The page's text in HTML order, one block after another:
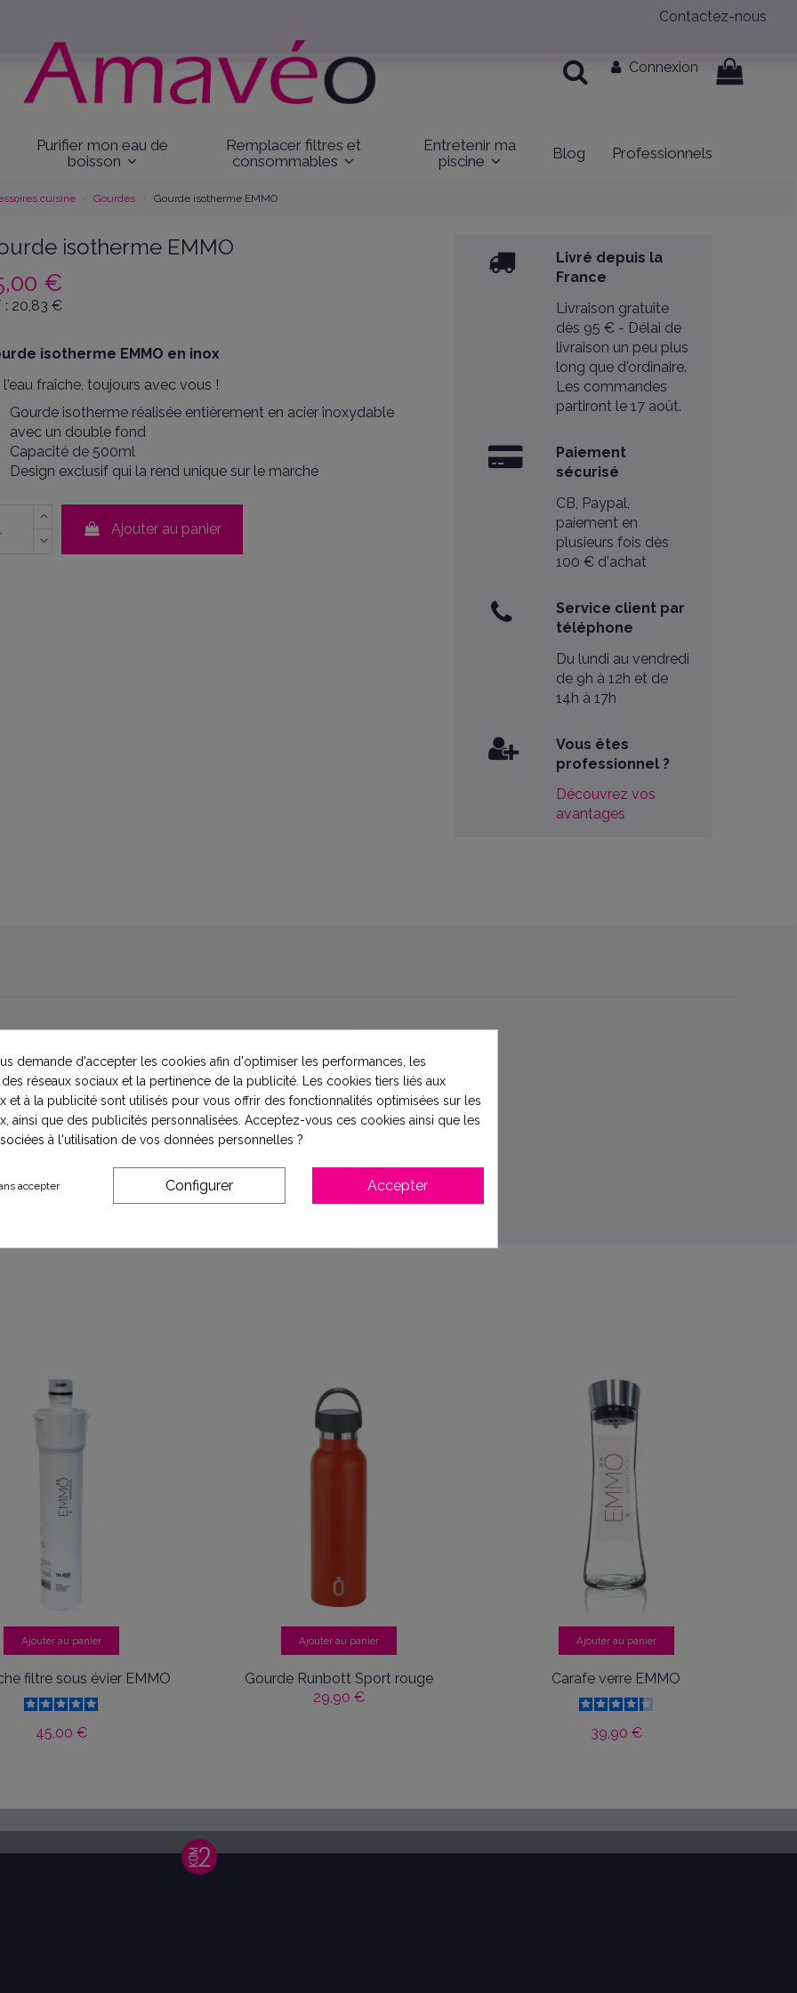
Contactez-nous
Connexion
Purifier mon eau de
boisson
Remplacer filtres et
consommables
Entretenir ma
piscine
Blog Professionnels
cuisine Gourdes Gourde isotherme EMMO
isotherme EMMO
€
: 20,83€
isotherme EMMO en inox
l'eau fraîche, toujours avec vous !
Gourde isotherme réalisée entièrement en acier inoxydable
avec un double fond
Capacité de 500ml
Design exclusif qui la rend unique sur le marché
Ajouter au panier
Livré depuis la
France
Livraison gratuite
dès 95 € - Délai de
livraison un peu plus
long que d'ordinaire.
Les commandes
partiront le 17 août.
Paiement
sécurisé
CB, Paypal,
paiement en
plusieurs fois dès
100 € d'achat
Service client par
téléphone
Du lundi au vendredi
de 9h à 12h et de
14h à 17h
Vous êtes
professionnel ?
Découvrez vos
avantages
avec un double fond
facilement
boire
Ajouter au panier
filtre sous évier EMMO
45,00 €
Ajouter au panier
Gourde Runbott Sport rouge
29,90 €
Ajouter au panier
Carafe verre EMMO
39,90 €
demande d'accepter les cookies afin d'optimiser les performances, les
réseaux sociaux et la pertinence de la publicité. Les cookies tiers liés aux
et à la publicité sont utilisés pour vous offrir des fonctionnalités optimisées sur les
ainsi que des publicités personnalisées. Acceptez-vous ces cookies ainsi que les
à l'utilisation de vos données personnelles ?
accepter Configurer Accepter